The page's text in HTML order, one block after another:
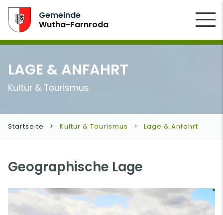
Gemeinde
Wutha-Farnroda
LAGE & ANFAHRT
Kultur & Tourismus
Startseite Kultur & Tourismus Lage & Anfahrt
Geographische Lage